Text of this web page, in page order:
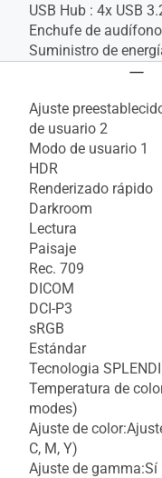
USB Hub : 4x USB
Enchufe de
Suministro de
Ajuste
de usuario 2
Modo de usuario 1
HDR
Renderizado rápido
Darkroom
Lectura
Paisaje
Rec. 709
DICOM
DCI-P3
sRGB
Estándar
Tecnologia
Temperatura de
modes)
Ajuste de
C, M, Y)
Ajuste de